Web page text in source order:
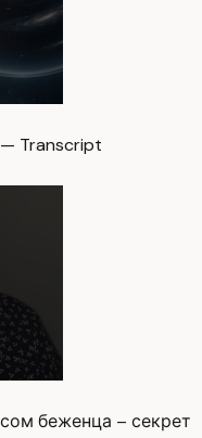
Transcript
беженца – секрет